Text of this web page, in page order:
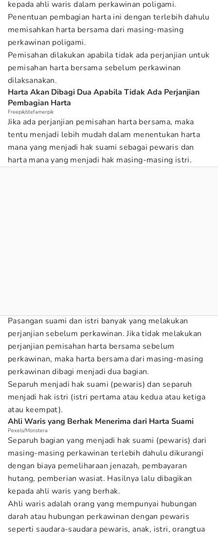
kepada ahli waris dalam perkawinan poligami.
Penentuan pembagian harta ini dengan terlebih dahulu
memisahkan harta bersama dari masing-masing
perkawinan poligami.
Pemisahan dilakukan apabila tidak ada perjanjian untuk
pemisahan harta bersama sebelum perkawinan
dilaksanakan.
Harta Akan Dibagi Dua Apabila Tidak Ada Perjanjian
Pembagian Harta
Freepik/stefamerpik
Jika ada perjanjian pemisahan harta bersama, maka
tentu menjadi lebih mudah dalam menentukan harta
mana yang menjadi hak suami sebagai pewaris dan
harta mana yang menjadi hak masing-masing istri.
Pasangan suami dan istri banyak yang melakukan
perjanjian sebelum perkawinan. Jika tidak melakukan
perjanjian pemisahan harta bersama sebelum
perkawinan, maka harta bersama dari masing-masing
perkawinan dibagi menjadi dua bagian.
Separuh menjadi hak suami (pewaris) dan separuh
menjadi hak istri (istri pertama atau kedua atau ketiga
atau keempat).
Ahli Waris yang Berhak Menerima dari Harta Suami
Pexels/Monstera
Separuh bagian yang menjadi hak suami (pewaris) dari
masing-masing perkawinan terlebih dahulu dikurangi
dengan biaya pemeliharaan jenazah, pembayaran
hutang, pemberian wasiat. Hasilnya lalu dibagikan
kepada ahli waris yang berhak.
Ahli waris adalah orang yang mempunyai hubungan
darah atau hubungan perkawinan dengan pewaris
seperti saudara-saudara pewaris, anak, istri, orangtua